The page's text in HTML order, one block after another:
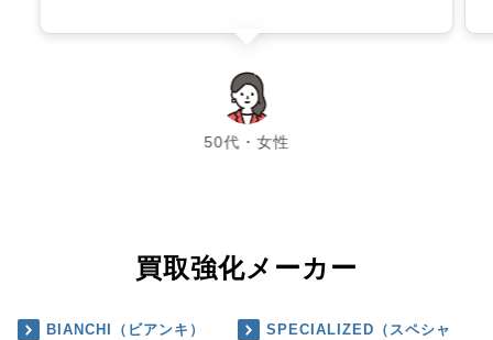
50代・女性
chevron_left chevron_right
買取強化メーカー
BIANCHI（ビアンキ）
SPECIALIZED（スペシャ